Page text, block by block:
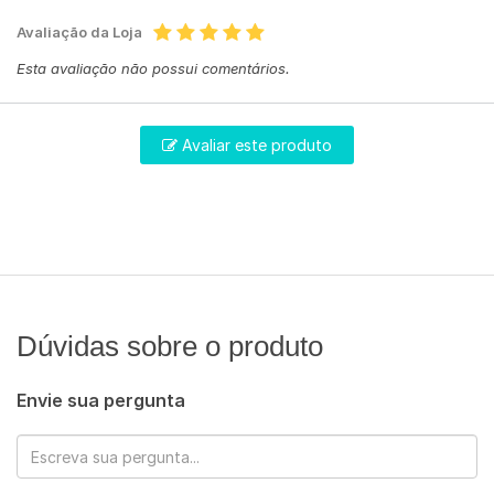
Avaliação da Loja
Esta avaliação não possui comentários.
Avaliar este produto
Dúvidas sobre o produto
Envie sua pergunta